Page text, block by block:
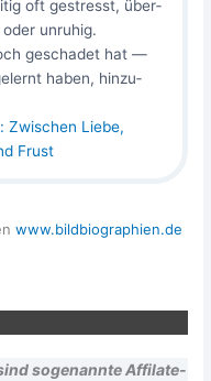
oft gestresst, über­
unru­hig.
gescha­det hat —
haben, hin­zu­
Zwi­schen Lie­be,
Frust
www​.bild​bio​gra​phien​.de
soge­nann­te Affi­la­te-